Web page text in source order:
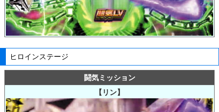
ヒロインステージ
闘気ミッション
【リン】